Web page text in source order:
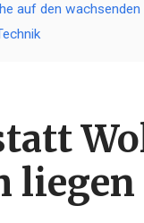
auf den
liegen